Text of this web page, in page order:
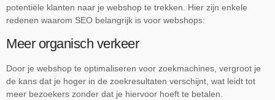
potentiële klanten naar je webshop te trekken. Hier zijn enkele
redenen waarom SEO belangrijk is voor webshops:
Meer organisch verkeer
Door je webshop te optimaliseren voor zoekmachines, vergroot je
de kans dat je hoger in de zoekresultaten verschijnt, wat leidt tot
meer bezoekers zonder dat je hiervoor hoeft te betalen.